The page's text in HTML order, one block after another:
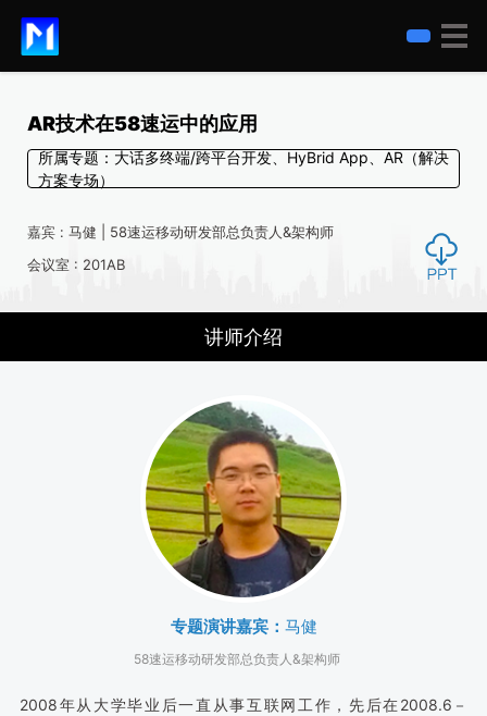
AR技术在58速运中的应用
所属专题：大话多终端/跨平台开发、HyBrid App、AR（解决
方案专场）
嘉宾 : 马健 | 58速运移动研发部总负责人&架构师
会议室 : 201AB
讲师介绍
专题演讲嘉宾： 马健
58速运移动研发部总负责人&架构师
2008年从大学毕业后一直从事互联网工作，先后在2008.6－